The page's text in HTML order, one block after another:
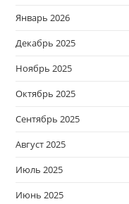
Январь 2026
Декабрь 2025
Ноябрь 2025
Октябрь 2025
Сентябрь 2025
Август 2025
Июль 2025
Июнь 2025